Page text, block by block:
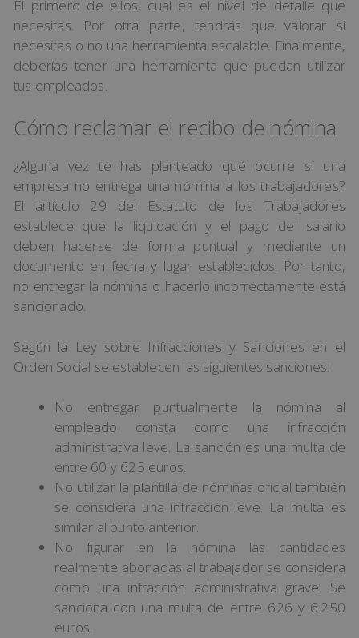
El primero de ellos, cuál es el nivel de detalle que
necesitas. Por otra parte, tendrás que valorar si
necesitas o no una herramienta escalable. Finalmente,
deberías tener una herramienta que puedan utilizar
tus empleados.
Cómo reclamar el recibo de nómina
¿Alguna vez te has planteado qué ocurre si una
empresa no entrega una nómina a los trabajadores?
El artículo 29 del Estatuto de los Trabajadores
establece que la liquidación y el pago del salario
deben hacerse de forma puntual y mediante un
documento en fecha y lugar establecidos. Por tanto,
no entregar la nómina o hacerlo incorrectamente está
sancionado.
Según la Ley sobre Infracciones y Sanciones en el
Orden Social se establecen las siguientes sanciones:
No entregar puntualmente la nómina al
empleado consta como una infracción
administrativa leve. La sanción es una multa de
entre 60 y 625 euros.
No utilizar la plantilla de nóminas oficial también
se considera una infracción leve. La multa es
similar al punto anterior.
No figurar en la nómina las cantidades
realmente abonadas al trabajador se considera
como una infracción administrativa grave. Se
sanciona con una multa de entre 626 y 6.250
euros.